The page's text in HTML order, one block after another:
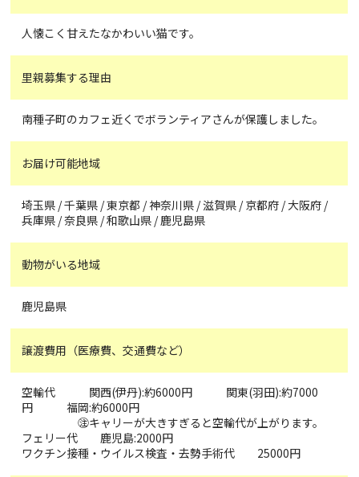
人懐こく甘えたなかわいい猫です。
里親募集する理由
南種子町のカフェ近くでボランティアさんが保護しました。
お届け可能地域
埼玉県 / 千葉県 / 東京都 / 神奈川県 / 滋賀県 / 京都府 / 大阪府 /
兵庫県 / 奈良県 / 和歌山県 / 鹿児島県
動物がいる地域
鹿児島県
譲渡費用（医療費、交通費など）
空輸代 関西(伊丹):約6000円 関東(羽田):約7000
円 福岡:約6000円
㊟キャリーが大きすぎると空輸代が上がります。
フェリー代 鹿児島:2000円
ワクチン接種・ウイルス検査・去勢手術代 25000円